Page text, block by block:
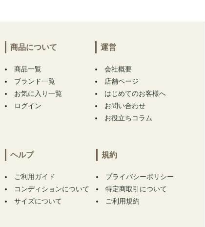
商品について
商品一覧
ブランド一覧
お気に入り一覧
ログイン
運営
会社概要
店舗ページ
はじめてのお客様へ
お問い合わせ
お役立ちコラム
ヘルプ
ご利用ガイド
コンディションについて
サイズについて
規約
プライバシーポリシー
特定商取引について
ご利用規約